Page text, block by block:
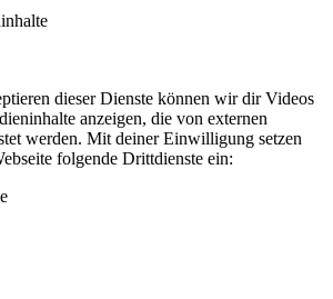
dieser Dienste können wir dir Videos
anzeigen, die von externen
werden. Mit deiner Einwilligung setzen
folgende Drittdienste ein: